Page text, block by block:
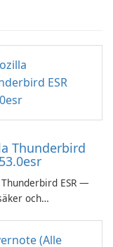
Thunderbird
ESR —
och